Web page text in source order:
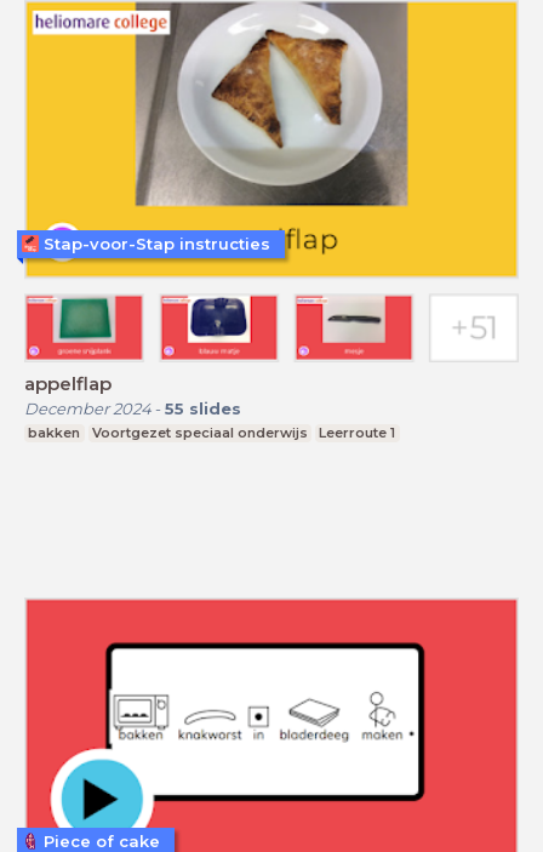
appelflap
December 2024- 55 slides
bakken Voortgezet speciaal onderwijs Leerroute 1
Stap-voor-Stap instructies
Piece of cake